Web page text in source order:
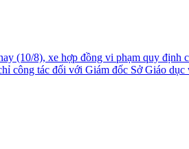
(10/8), xe hợp đồng vi phạm quy định
công tác đối với Giám đốc Sở Giáo